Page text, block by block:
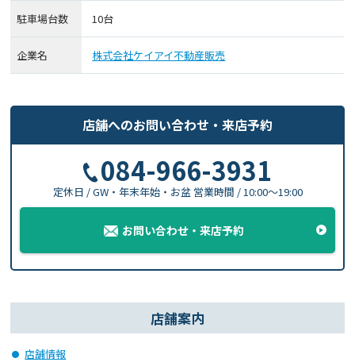
駐車場台数 10台
企業名 株式会社ケイアイ不動産販売
店舗へのお問い合わせ ・ 来店予約
お問い合わせ・来店予約
084-966-3931
定休日 / GW・年末年始・お盆 営業時間 / 10:00〜19:00
店舗案内
店舗情報